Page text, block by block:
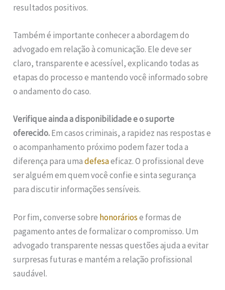
resultados positivos.
Também é importante conhecer a abordagem do
advogado em relação à comunicação. Ele deve ser
claro, transparente e acessível, explicando todas as
etapas do processo e mantendo você informado sobre
o andamento do caso.
Verifique ainda a disponibilidade e o suporte
oferecido.Em casos criminais, a rapidez nas respostas e
o acompanhamento próximo podem fazer toda a
diferença para umadefesaeficaz. O profissional deve
ser alguém em quem você confie e sinta segurança
para discutir informações sensíveis.
Por fim, converse sobre honoráriose formas de
pagamento antes de formalizar o compromisso. Um
advogado transparente nessas questões ajuda a evitar
surpresas futuras e mantém a relação profissional
saudável.